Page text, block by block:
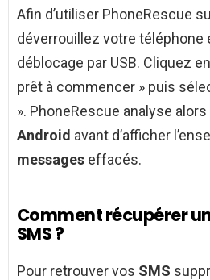
Afin d’utiliser PhoneRescue
déverrouillez votre téléphone
déblocage par USB. Cliquez
prêt à commencer » puis
». PhoneRescue analyse
Android avant d’afficher
messages effacés.
Comment récupérer
SMS ?
Pour retrouver vos SMS